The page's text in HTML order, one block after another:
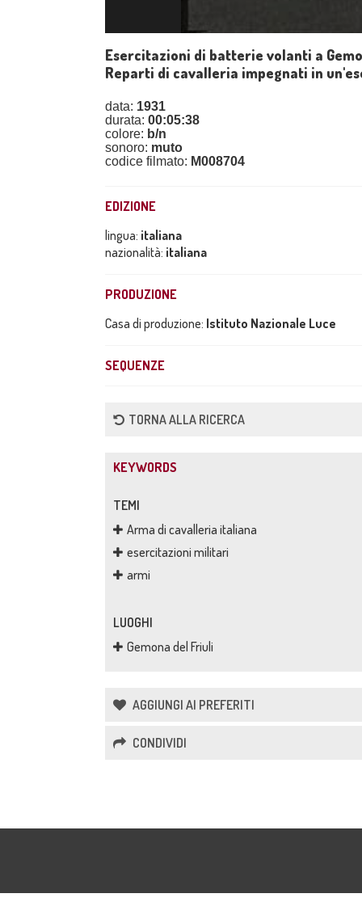
Esercitazioni di batterie volanti a
Reparti di cavalleria impegnati in
data: 1931
durata: 00:05:38
colore: b/n
sonoro: muto
codice filmato: M008704
EDIZIONE
lingua: italiana
nazionalità: italiana
PRODUZIONE
Casa di produzione: Istituto Nazionale Luce
SEQUENZE
TORNA ALLA RICERCA
KEYWORDS
TEMI
Arma di cavalleria italiana
esercitazioni militari
armi
LUOGHI
Gemona del Friuli
AGGIUNGI AI PREFERITI
CONDIVIDI